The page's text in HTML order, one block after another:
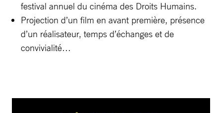
festival annuel du cinéma des Droits Humains.
Projection d’un film en avant première, présence
d’un réalisateur, temps d’échanges et de
convivialité…